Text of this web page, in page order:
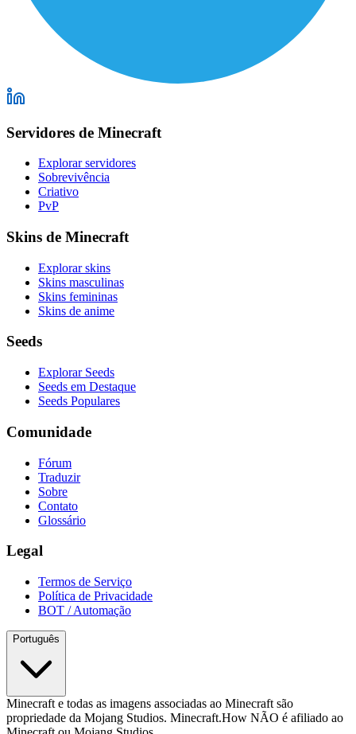
Servidores de Minecraft
Explorar servidores
Sobrevivência
Criativo
PvP
Skins de Minecraft
Explorar skins
Skins masculinas
Skins femininas
Skins de anime
Seeds
Explorar Seeds
Seeds em Destaque
Seeds Populares
Comunidade
Fórum
Traduzir
Sobre
Contato
Glossário
Legal
Termos de Serviço
Política de Privacidade
BOT / Automação
Português
Minecraft e todas as imagens associadas ao Minecraft são
propriedade da Mojang Studios. Minecraft.How NÃO é afiliado ao